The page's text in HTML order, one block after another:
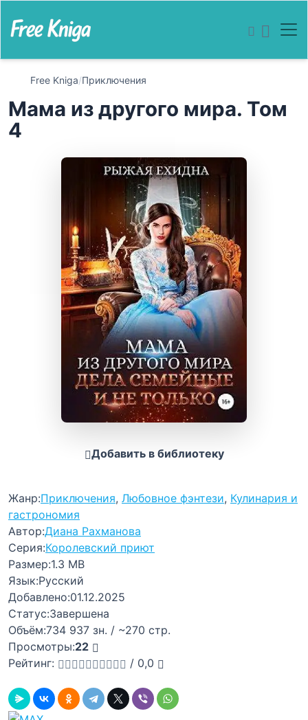
Free Kniga/Приключения
Мама из другого мира. Том
4
Добавить в библиотеку
Жанр:Приключения, Любовное фэнтези, Кулинария и
гастрономия
Автор:Диана Рахманова
Серия:Королевский приют
Размер:1.3 MB
Язык:Русский
Добавлено:01.12.2025
Статус:Завершена
Объём:734 937 зн. / ~270 стр.
Просмотры:22
Рейтинг:
/ 0,0